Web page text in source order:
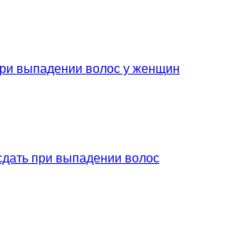
выпадении волос у женщин
при выпадении волос